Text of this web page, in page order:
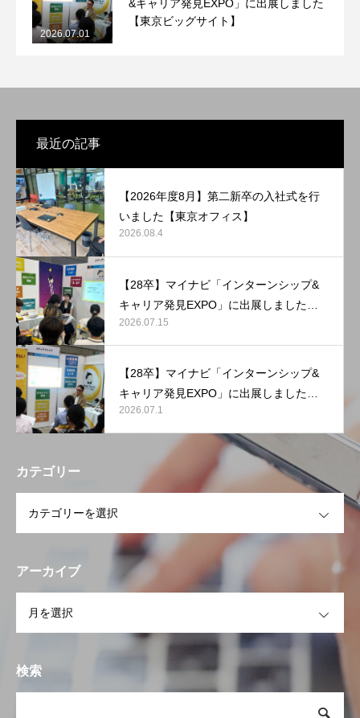
&キャリア発見EXPO」に出展しました
【東京ビッグサイト】
2026.07.01
最近の記事
【2026年度8月】第二新卒の入社式を行
いました【東京オフィス】
2026.08.4
【28卒】マイナビ「インターンシップ&
キャリア発見EXPO」に出展しました
【マリンメッセ福岡】
2026.07.15
【28卒】マイナビ「インターンシップ&
キャリア発見EXPO」に出展しました
【東京ビッグサイト】
2026.07.1
カテゴリー
アーカイブ
検索